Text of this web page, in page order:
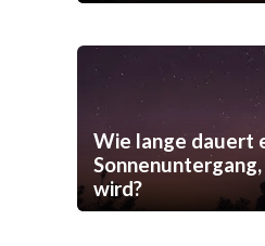
Wie lange dauert
wird?